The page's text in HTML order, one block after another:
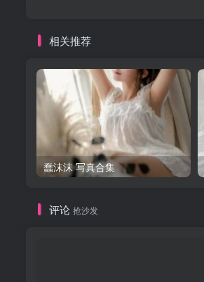
相关推荐
蠢沫沫 写真合集
评论 抢沙发